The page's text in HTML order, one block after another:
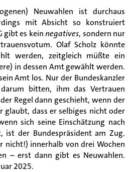
Neuwahlen ist durchaus
mit Absicht so konstruiert
gibt es keinnegatives, sondern nur
. Olaf Scholz könnte
werden, zeitgleich müßte ein
in dessen Amt gewählt werden.
Amt los. Nur der Bundeskanzler
bitten, ihm das Vertrauen
Regel dann geschieht, wenn der
glaubt, dass erselbiges nicht oder
sich seine Einschätzung nach
ist der Bundespräsident am Zug.
nicht!) innerhalb von drei Wochen
–erst dann gibt es Neuwahlen.
2025.